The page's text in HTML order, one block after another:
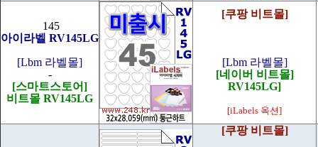
145
아이라벨 RV145LG
[Lbm 라벨몰]
-
[스마트스토어]
비트몰 RV145LG
[쿠팡 비트몰]
[Lbm 라벨몰]
[네이버 비트몰]
RV145LG]
[iLabels 옥션]
[쿠팡 비트몰]